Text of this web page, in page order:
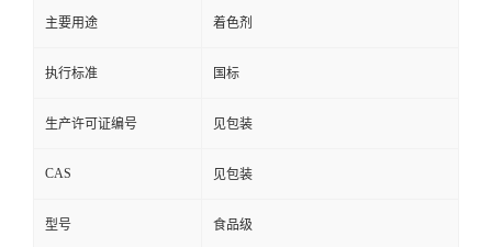
主要用途 着色剂
执行标准 国标
生产许可证编号 见包装
CAS 见包装
型号 食品级